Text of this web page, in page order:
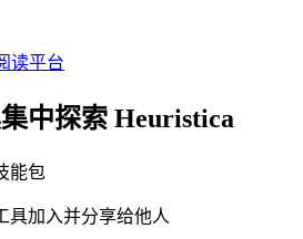
读平台
中探索 Heuristica
能包
具加入并分享给他人